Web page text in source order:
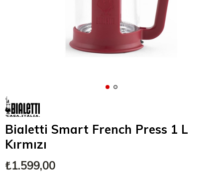
Bialetti Smart French Press 1 L
Kırmızı
₺1.599,00